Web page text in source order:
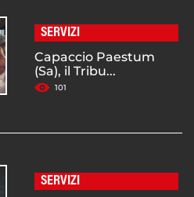
SERVIZI
Capaccio Paestum
(Sa), il Tribu...
101
SERVIZI